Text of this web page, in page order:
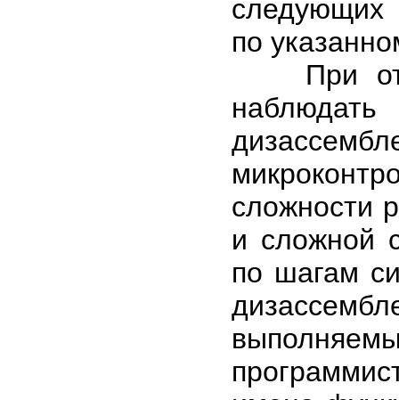
следующих
по
При
сложности
и сложной
по шагам